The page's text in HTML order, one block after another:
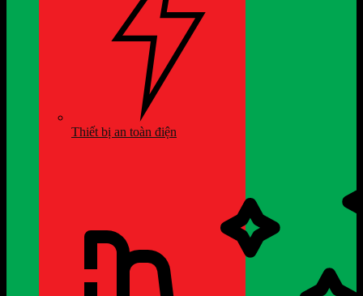
Thiết bị an toàn điện